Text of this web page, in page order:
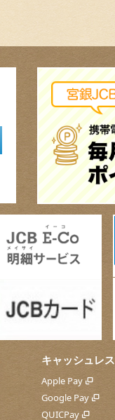
キャッシュレス
Apple Pay
Google Pay
QUICPay